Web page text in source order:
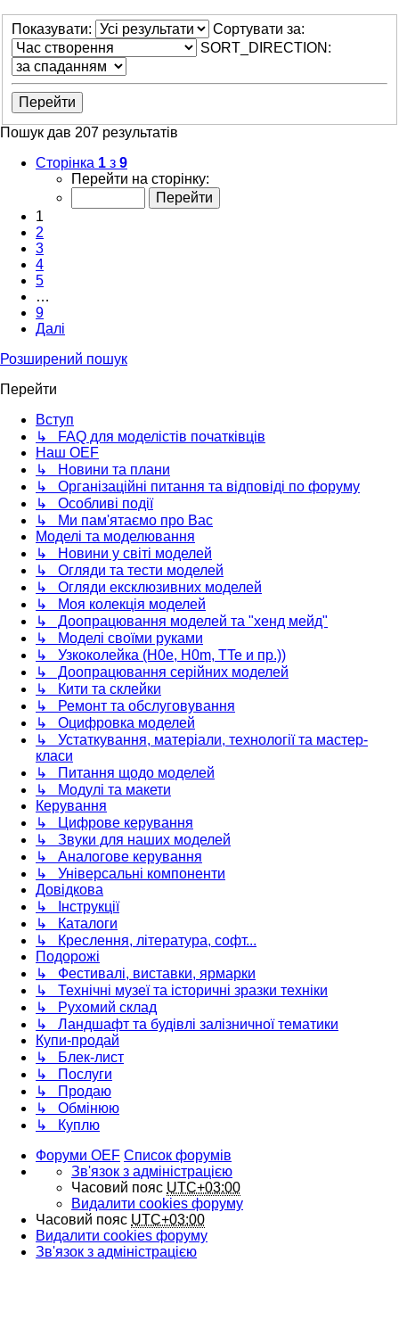
Показувати:
Сортувати за:
SORT_DIRECTION:
Пошук дав 207 результатів
Сторінка 1 з 9
Перейти на сторінку:
1
2
3
4
5
…
9
Далі
Розширений пошук
Перейти
Вступ
↳ FAQ для моделістів початківців
Наш OEF
↳ Новини та плани
↳ Організаційні питання та відповіді по форуму
↳ Особливі події
↳ Ми пам'ятаємо про Вас
Моделі та моделювання
↳ Новини у світі моделей
↳ Огляди та тести моделей
↳ Огляди ексклюзивних моделей
↳ Моя колекція моделей
↳ Доопрацювання моделей та "хенд мейд"
↳ Моделі своїми руками
↳ Узкоколейка (H0e, H0m, TTe и пр.))
↳ Доопрацювання серійних моделей
↳ Кити та склейки
↳ Ремонт та обслуговування
↳ Оцифровка моделей
↳ Устаткування, матеріали, технології та мастер-
класи
↳ Питання щодо моделей
↳ Модулі та макети
Керування
↳ Цифрове керування
↳ Звуки для наших моделей
↳ Аналогове керування
↳ Універсальні компоненти
Довідкова
↳ Інструкції
↳ Каталоги
↳ Креслення, література, софт...
Подорожі
↳ Фестивалі, виставки, ярмарки
↳ Технічні музеї та історичні зразки техніки
↳ Рухомий склад
↳ Ландшафт та будівлі залізничної тематики
Купи-продай
↳ Блек-лист
↳ Послуги
↳ Продаю
↳ Обмінюю
↳ Куплю
Форуми OEF Список форумів
Зв'язок з адміністрацією
Часовий пояс UTC+03:00
Видалити cookies форуму
Часовий пояс UTC+03:00
Видалити cookies форуму
Зв'язок з адміністрацією